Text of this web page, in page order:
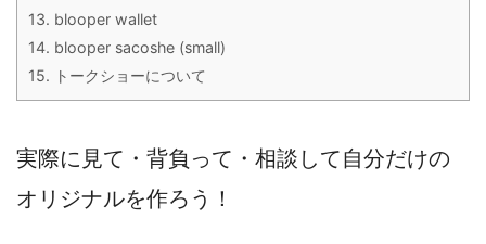
13. blooper wallet
14. blooper sacoshe (small)
15. トークショーについて
実際に見て・背負って・相談して自分だけの
オリジナルを作ろう！